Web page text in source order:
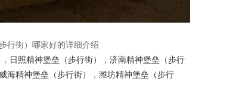
行街）哪家好的详细介绍
， 日照精神堡垒（步行街） ， 济南精神堡垒（步行
威海精神堡垒（步行街） ， 潍坊精神堡垒（步行